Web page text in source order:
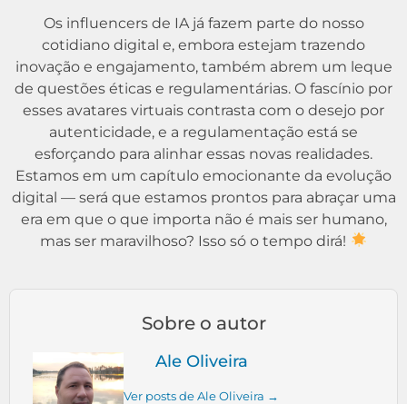
Os influencers de IA já fazem parte do nosso
cotidiano digital e, embora estejam trazendo
inovação e engajamento, também abrem um leque
de questões éticas e regulamentárias. O fascínio por
esses avatares virtuais contrasta com o desejo por
autenticidade, e a regulamentação está se
esforçando para alinhar essas novas realidades.
Estamos em um capítulo emocionante da evolução
digital — será que estamos prontos para abraçar uma
era em que o que importa não é mais ser humano,
mas ser maravilhoso? Isso só o tempo dirá!
Sobre o autor
Ale Oliveira
Ver posts de Ale Oliveira →